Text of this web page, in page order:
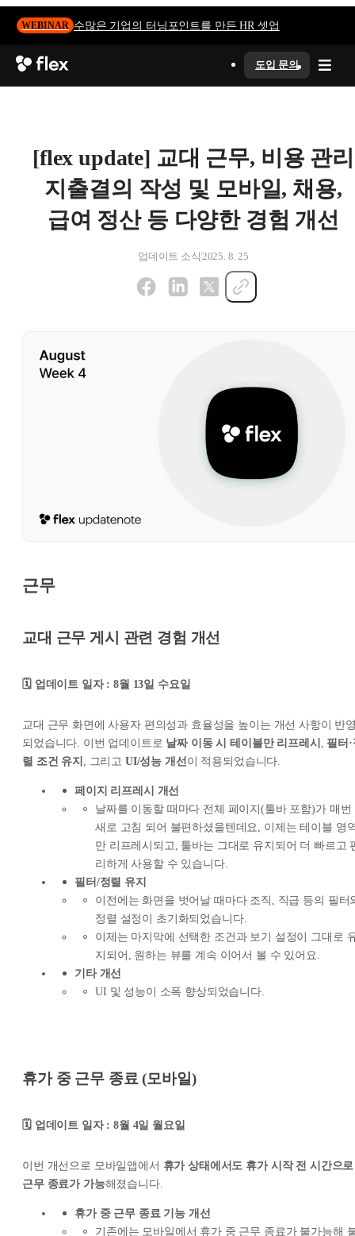
WEBINAR 수많은 기업의 터닝포인트를 만든 HR 셋업
도입 문의
[flex update] 교대 근무, 비용 관리
지출결의 작성 및 모바일, 채용,
급여 정산 등 다양한 경험 개선
업데이트 소식 2025. 8. 25
근무
교대 근무 게시 관련 경험 개선
🗓️ 업데이트 일자 : 8월 13일 수요일
교대 근무 화면에 사용자 편의성과 효율성을 높이는 개선 사항이 반
되었습니다. 이번 업데이트로 날짜 이동 시 테이블만 리프레시
필터
렬 조건 유지
, 그리고 UI/성능 개선 이 적용되었습니다.
페이지 리프레시 개선
날짜를 이동할 때마다 전체 페이지(툴바 포함)가 매번
새로 고침 되어 불편하셨을텐데요, 이제는 테이블 영
만 리프레시되고, 툴바는 그대로 유지되어 더 빠르고
리하게 사용할 수 있습니다.
필터/정렬 유지
이전에는 화면을 벗어날 때마다 조직, 직급 등의 필터
정렬 설정이 초기화되었습니다.
이제는 마지막에 선택한 조건과 보기 설정이 그대로
지되어, 원하는 뷰를 계속 이어서 볼 수 있어요.
기타 개선
UI 및 성능이 소폭 향상되었습니다.
휴가 중 근무 종료 (모바일)
🗓️ 업데이트 일자 : 8월 4일 월요일
이번 개선으로 모바일앱에서 휴가 상태에서도 휴가 시작 전 시간으로
근무 종료가 가능해졌습니다.
휴가 중 근무 종료 기능 개선
기존에는 모바일에서 휴가 중 근무 종료가 불가능해